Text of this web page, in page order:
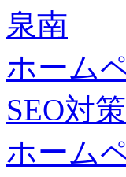
泉南
ホーム
SEO対策
ホーム